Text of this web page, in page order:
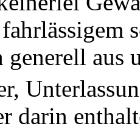
generell aus
darin